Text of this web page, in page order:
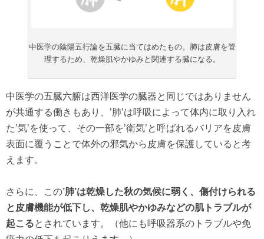
中医学の陰陽五行論を五臓に当てはめたもの。肺は皮膚を管
理するため、乾燥肌やかゆみと関連する臓になる。
中医学の五臓六腑は西洋医学の臓器と同じではありません
が共通する働きもあり、’肺’は呼吸によって体内に取り入れ
た’気’を使って、その一部を’衛気’と呼ばれるバリアを皮膚
表面に覆うことで体外の邪気から皮膚を保護していると考
えます。
さらに、この’肺’は乾燥した秋の気候に弱く、傷付けられる
と皮膚機能が低下し、乾燥肌やかゆみなどの肌トラブルが
起こるとされています。（他にも呼吸器系のトラブルや免